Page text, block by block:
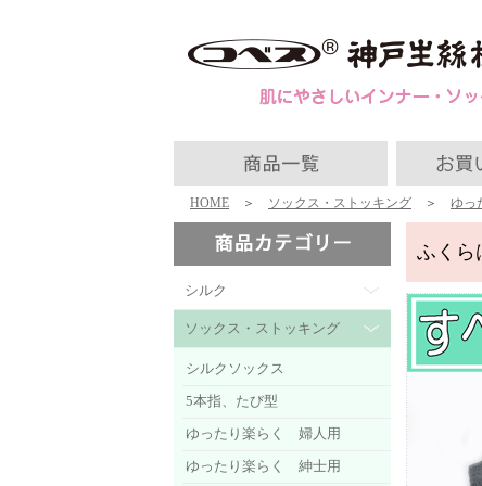
HOME ＞ ソックス・ストッキング ＞ ゆっ
シルク
ソックス・ストッキング
シルクソックス
5本指、たび型
ゆったり楽らく 婦人用
ゆったり楽らく 紳士用
ふく